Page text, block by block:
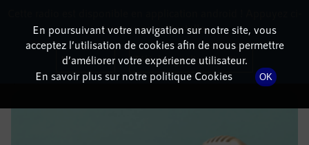
DÉTAILS DE L'ÉPISODE
6 juillet 2021à 8h59, durée : Invalid date
En poursuivant votre navigation sur notre site, vous
acceptez l’utilisation de cookies afin de nous permettre
d’améliorer votre expérience utilisateur.
En savoir plus sur notre politique Cookies
OK
dessous pour l'installer.
Non merci Télécharger l'application